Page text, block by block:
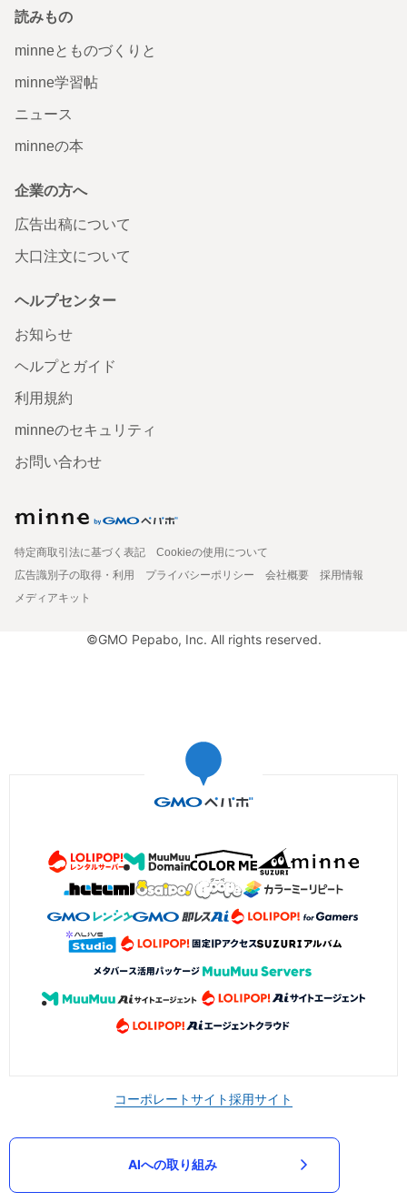
読みもの
minneとものづくりと
minne学習帖
ニュース
minneの本
企業の方へ
広告出稿について
大口注文について
ヘルプセンター
お知らせ
ヘルプとガイド
利用規約
minneのセキュリティ
お問い合わせ
特定商取引法に基づく表記
Cookieの使用について
広告識別子の取得・利用
プライバシーポリシー 会社概要
採用情報
メディアキット
©GMO Pepabo, Inc. All rights reserved.
コーポレートサイト採用サイト
AIへの取り組み